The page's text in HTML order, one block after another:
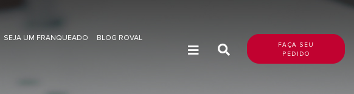
SEJA UM FRANQUEADO BLOG ROVAL
FAÇA SEU
PEDIDO